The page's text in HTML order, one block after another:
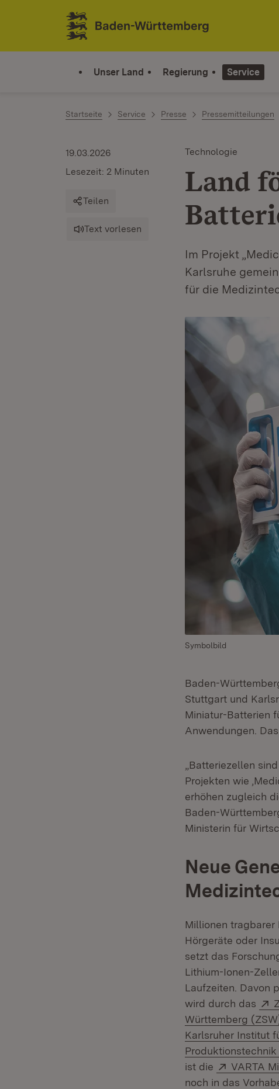
Zum Inhalt springen
Link zur Startseite
Unser Land Regierung Service
Startseite Service Presse Pressemitteilungen
Technologie
Land
Im Projekt
Karlsruhe
für die
19.03.2026
Lesezeit: 2 Minuten
Teilen
Text vorlesen
Symbolbild
Baden-
Stuttgart und
Miniatur-Batterien
Anwendungen.
„Batteriezellen
Projekten wie
erhöhen zugleich
Baden-
Ministerin für
Neue
Millionen tragbarer
Hörgeräte oder
setzt das
Lithium-Ionen-
Laufzeiten. Davon
wird durch das
Württemberg
Karlsruher Institut
ist die
Extern:
VARTA
noch in das